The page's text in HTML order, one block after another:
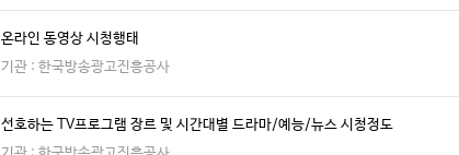
온라인 동영상 시청행태
기관 : 한국방송광고진흥공사
선호하는 TV프로그램 장르 및 시간대별 드라마/예능/뉴스 시청정도